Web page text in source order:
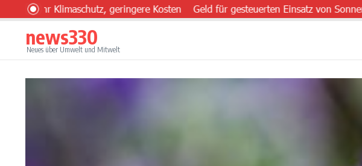
Zum Inhalt springen
Klimaschutz, geringere Kosten Geld für gesteuerten Einsatz von Sonnenstrom
news330
Neues über Umwelt und Mitwelt